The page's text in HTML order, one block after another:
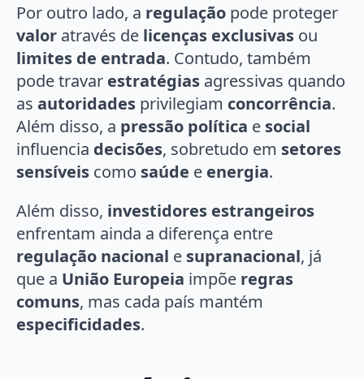
Por outro lado, a regulação pode proteger
valor através de licenças exclusivas ou
limites de entrada. Contudo, também
pode travar estratégias agressivas quando
as autoridades privilegiam concorrência.
Além disso, a pressão política e social
influencia decisões, sobretudo em setores
sensíveis como saúde e energia.
Além disso, investidores estrangeiros
enfrentam ainda a diferença entre
regulação nacional e supranacional, já
que a União Europeia impõe regras
comuns, mas cada país mantém
especificidades.